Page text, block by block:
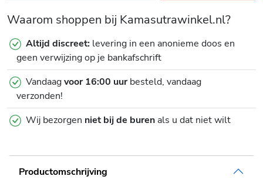
Waarom shoppen bij Kamasutrawinkel.nl?
Altijd discreet: levering in een anonieme doos en
geen verwijzing op je bankafschrift
Vandaagvoor 16:00 uurbesteld, vandaag
verzonden!
Wij bezorgen niet bij de burenals u dat niet wilt
Productomschrijving